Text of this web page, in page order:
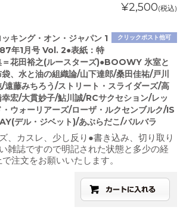
¥2,500(税込)
クリックポスト他可
ッキング・オン・ジャパン 1
年1月号 Vol. 2●表紙：特
＝花田裕之(ルースターズ)●BOOWY 氷室と
、水と油の組織論/山下達郎/桑田佳祐/戸川
/遠藤みちろう/ストリート・スライダーズ/高
幸宏/大貫妙子/鮎川誠/RCサクセション/レッ
・ウォーリアーズ/ローザ・ルクセンブルク/IS
デル・ジベット)/あぶらだこ/バルバラ
、カスレ、少し反り●書き込み、切り取り
雑誌ですので明記された状態と多少の経
注文をお願いいたします。